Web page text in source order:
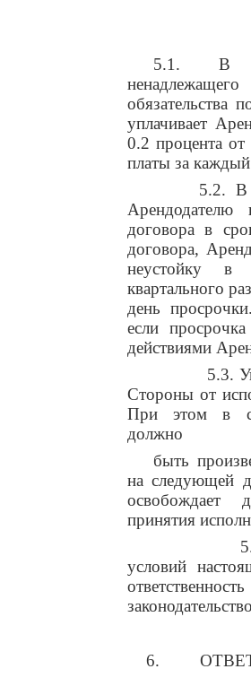
5.1. В
обязательства
уплачивает
0.2 процента от
платы за
5.2. В
Арендодателю
договора в
договора,
неустойку в
квартального
день
если
действиями
5.3.
Стороны от
При этом в
должно
быть
на следующей
освобождает
принятия
5.4. В
условий